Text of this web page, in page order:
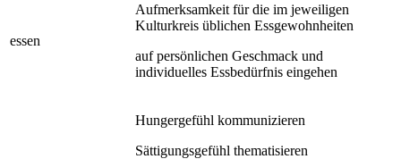
essen
Aufmerksamkeit für die im jeweiligen
Kulturkreis üblichen Essgewohnheiten
auf persönlichen Geschmack und
individuelles Essbedürfnis eingehen
Hungergefühl kommunizieren
Sättigungsgefühl thematisieren